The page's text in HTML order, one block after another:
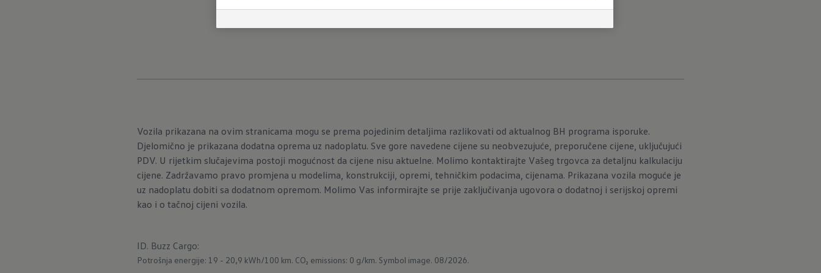
Vozila prikazana na ovim stranicama mogu se prema pojedinim detaljima razlikovati od aktualnog BH programa isporuke.
Djelomično je prikazana dodatna oprema uz nadoplatu. Sve gore navedene cijene su neobvezujuće, preporučene cijene, uključujući
PDV. U rijetkim slučajevima postoji mogućnost da cijene nisu aktuelne. Molimo kontaktirajte Vašeg trgovca za detaljnu kalkulaciju
cijene. Zadržavamo pravo promjena u modelima, konstrukciji, opremi, tehničkim podacima, cijenama. Prikazana vozila moguće je
uz nadoplatu dobiti sa dodatnom opremom. Molimo Vas informirajte se prije zaključivanja ugovora o dodatnoj i serijskoj opremi
kao i o tačnoj cijeni vozila.
ID. Buzz Cargo:
Potrošnja energije: 19 - 20,9 kWh/100 km. CO₂ emissions: 0 g/km. Symbol image. 08/2026.